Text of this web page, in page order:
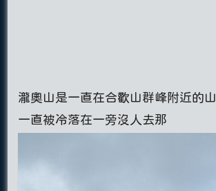
瀧奧山是一直在合歡山群峰附近的山
一直被冷落在一旁沒人去那